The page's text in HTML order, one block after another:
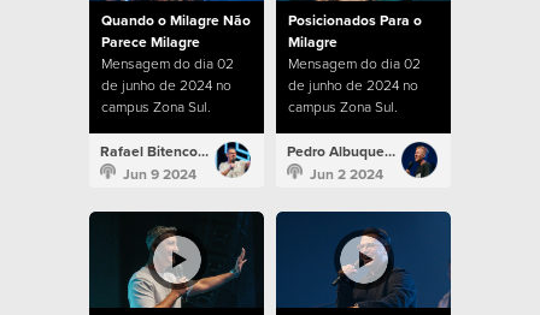
Quando o Milagre Não
Parece Milagre
Mensagem do dia 02
de junho de 2024 no
campus Zona Sul.
Rafael Bitencourt
Jun 9 2024
Posicionados Para o
Milagre
Mensagem do dia 02
de junho de 2024 no
campus Zona Sul.
Pedro Albuquerque
Jun 2 2024